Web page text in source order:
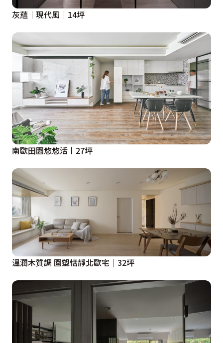
灰蘊│現代風│14坪
南歐田園悠悠活丨27坪
溫潤木質調 圍塑恬靜北歐宅│32坪